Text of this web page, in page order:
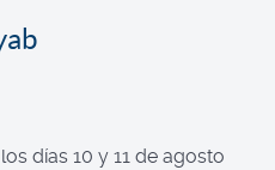
días 10 y 11 de agosto